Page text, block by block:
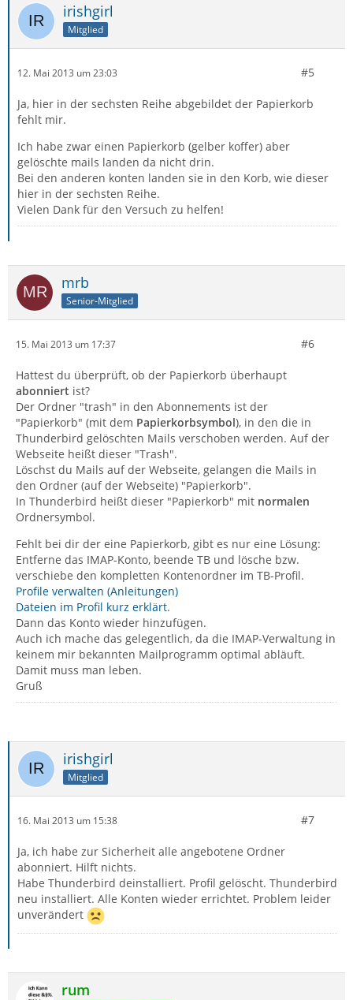
irishgirl
Mitglied
12. Mai 2013 um 23:03 #5
Ja, hier in der sechsten Reihe abgebildet der Papierkorb
fehlt mir.
Ich habe zwar einen Papierkorb (gelber koffer) aber
gelöschte mails landen da nicht drin.
Bei den anderen konten landen sie in den Korb, wie dieser
hier in der sechsten Reihe.
Vielen Dank für den Versuch zu helfen!
mrb
Senior-Mitglied
15. Mai 2013 um 17:37 #6
Hattest du überprüft, ob der Papierkorb überhaupt
abonniert ist?
Der Ordner "trash" in den Abonnements ist der
"Papierkorb" (mit dem Papierkorbsymbol), in den die in
Thunderbird gelöschten Mails verschoben werden. Auf der
Webseite heißt dieser "Trash".
Löschst du Mails auf der Webseite, gelangen die Mails in
den Ordner (auf der Webseite) "Papierkorb".
In Thunderbird heißt dieser "Papierkorb" mit normalen
Ordnersymbol.
Fehlt bei dir der eine Papierkorb, gibt es nur eine Lösung:
Entferne das IMAP-Konto, beende TB und lösche bzw.
verschiebe den kompletten Kontenordner im TB-Profil.
Profile verwalten (Anleitungen)
Dateien im Profil kurz erklärt.
Dann das Konto wieder hinzufügen.
Auch ich mache das gelegentlich, da die IMAP-Verwaltung in
keinem mir bekannten Mailprogramm optimal abläuft.
Damit muss man leben.
Gruß
irishgirl
Mitglied
16. Mai 2013 um 15:38 #7
Ja, ich habe zur Sicherheit alle angebotene Ordner
abonniert. Hilft nichts.
Habe Thunderbird deinstalliert. Profil gelöscht. Thunderbird
neu installiert. Alle Konten wieder errichtet. Problem leider
unverändert
rum